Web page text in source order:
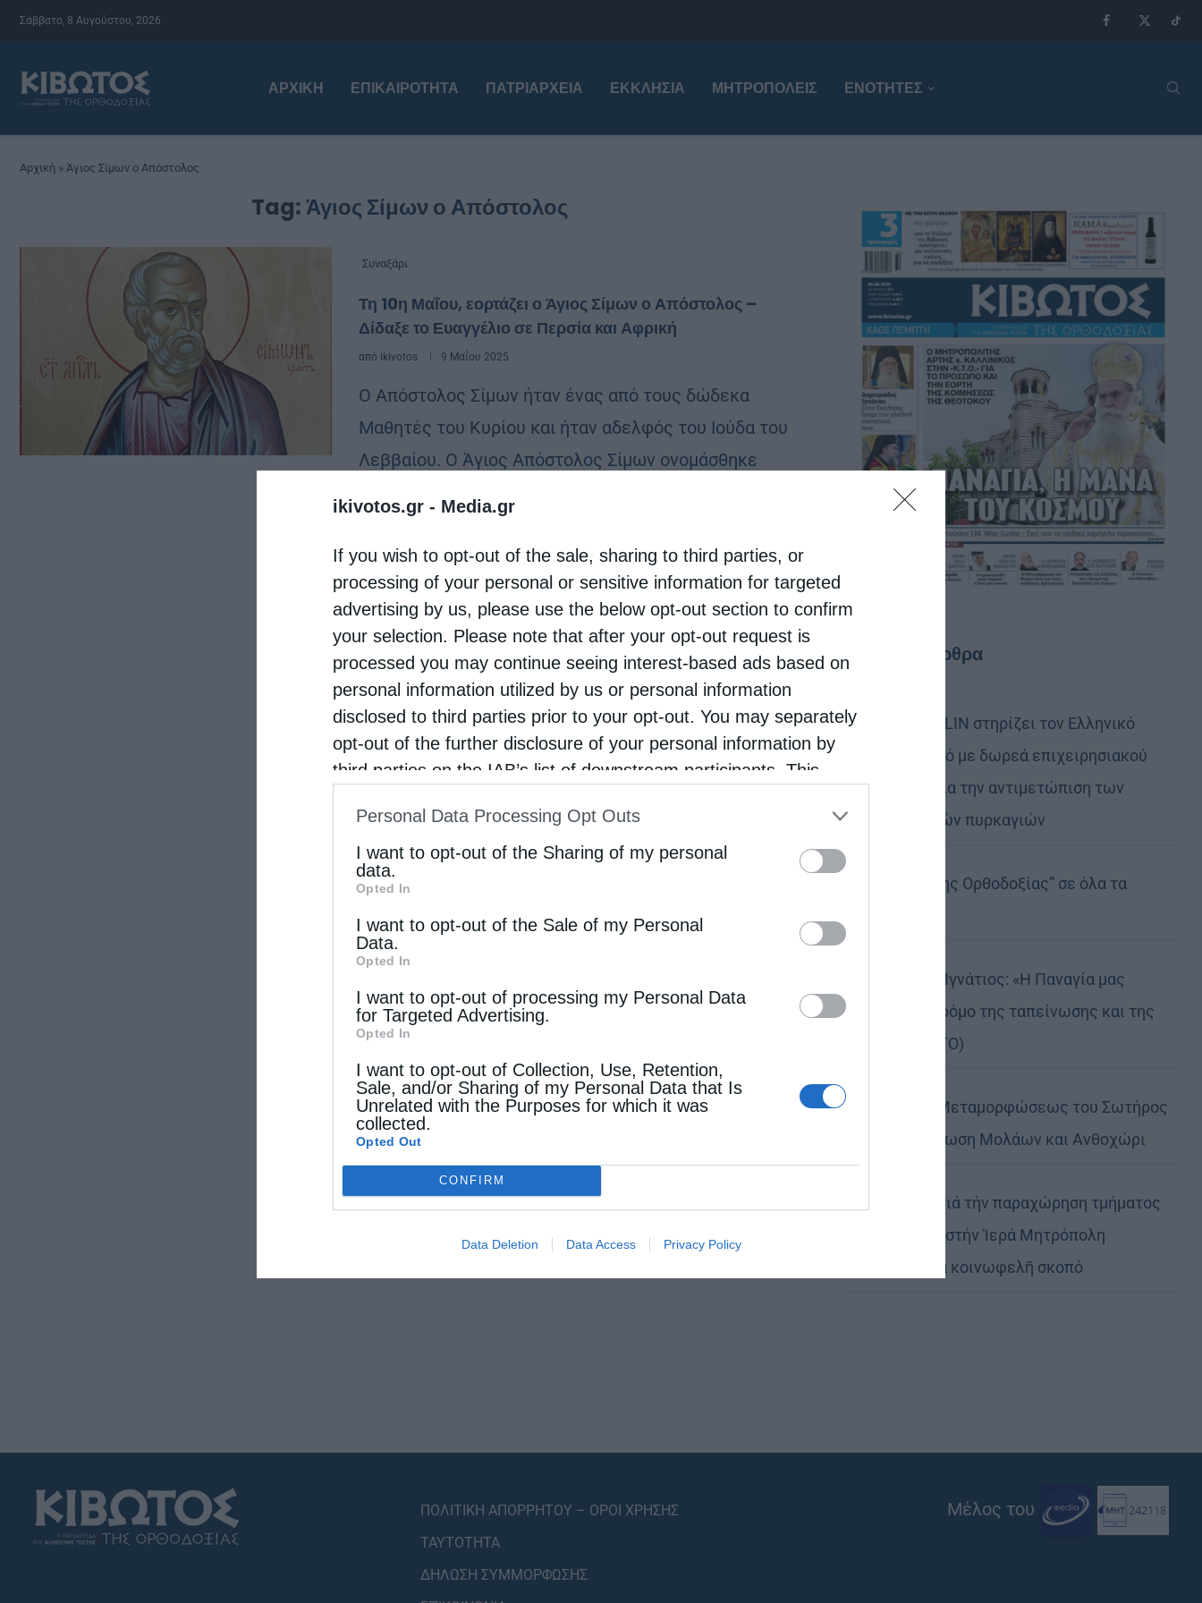
ikivotos.gr - Media.gr
If you wish to opt-out of the sale, sharing to third parties, or
processing of your personal or sensitive information for targeted
advertising by us, please use the below opt-out section to confirm
your selection. Please note that after your opt-out request is
processed you may continue seeing interest-based ads based on
personal information utilized by us or personal information
disclosed to third parties prior to your opt-out. You may separately
opt-out of the further disclosure of your personal information by
third parties on the IAB’s list of downstream participants. This
IAB’s List of Downstream Participantsthat may further disclose it to
other third parties.
Personal Data Processing Opt Outs
I want to opt-out of the Sharing of my personal
data.
Opted In
I want to opt-out of the Sale of my Personal
Data.
Opted In
I want to opt-out of processing my Personal Data
for Targeted Advertising.
Opted In
I want to opt-out of Collection, Use, Retention,
Sale, and/or Sharing of my Personal Data that Is
Unrelated with the Purposes for which it was
collected.
Opted Out
CONFIRM
Data Deletion Data Access Privacy Policy
Σάββατο, 8 Αυγούστου, 2026
ΑΡΧΙΚΉ ΕΠΙΚΑΙΡΌΤΗΤΑ ΠΑΤΡΙΑΡΧΕΊΑ ΕΚΚΛΗΣΊΑ ΜΗΤΡΟΠΌΛΕΙΣ ΕΝΟΤΗΤΕΣ
Αρχική » Άγιος Σίμων ο Απόστολος
Tag:Άγιος Σίμων ο Απόστολος
Συναξάρι
Τη 10η Μαΐου, εορτάζει ο Άγιος Σίμων ο Απόστολος –
Δίδαξε το Ευαγγέλιο σε Περσία και Αφρική
από ikivotos 9 Μαΐου 2025
Ο Απόστολος Σίμων ήταν ένας από τους δώδεκα
Μαθητές του Κυρίου και ήταν αδελφός του Ιούδα του
Λεββαίου. Ο Άγιος Απόστολος Σίμων ονομάσθηκε
Τελευταία άρθρα
Η LEROY MERLIN στηρίζει τον Ελληνικό
Ερυθρό Σταυρό με δωρεά επιχειρησιακού
εξοπλισμού για την αντιμετώπιση των
καταστροφικών πυρκαγιών
Η “Κιβωτός της Ορθοδοξίας” σε όλα τα
Δημητριάδος Ιγνάτιος: «Η Παναγία μας
δείχνει τον δρόμο της ταπείνωσης και της
σιωπής» (ΦΩΤΟ)
Η εορτή της Μεταμορφώσεως του Σωτήρος
σε Μεταμόρφωση Μολάων και Ανθοχώρι
Εὐχαριστίες γιά τήν παραχώρηση τμήματος
στρατοπέδου στήν Ἱερά Μητρόπολη
Καστορίας γιά κοινωφελῆ σκοπό
ΠΟΛΙΤΙΚΗ ΑΠΟΡΡΗΤΟΥ – ΟΡΟΙ ΧΡΗΣΗΣ
ΤΑΥΤΟΤΗΤΑ
ΔΗΛΩΣΗ ΣΥΜΜΟΡΦΩΣΗΣ
Μέλος του